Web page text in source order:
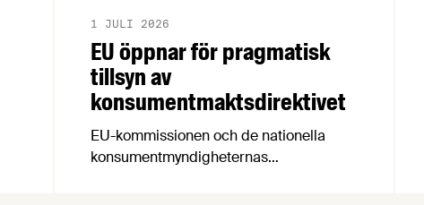
EU öppnar för pragmatisk
tillsyn av
konsumentmaktsdirektivet
1 JULI 2026
EU-kommissionen och de nationella
konsumentmyndigheternas